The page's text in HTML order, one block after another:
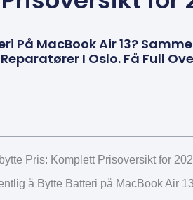
På MacBook Air 13?
I Oslo. Få Full
Pris: Komplett Prisoversikt for
å Bytte Batteri på MacBook Air